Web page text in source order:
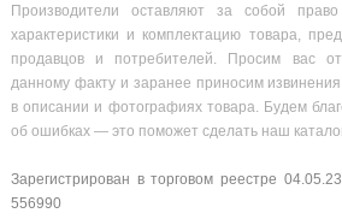
Производители оставляют за собой
характеристики и комплектацию товара,
продавцов и потребителей. Просим вас
данному факту и заранее приносим
в описании и фотографиях товара. Будем
об ошибках — это поможет сделать наш
Зарегистрирован в торговом реестре
556990